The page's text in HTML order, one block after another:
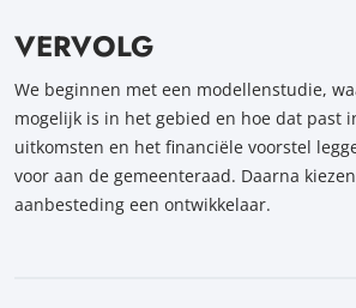
VERVOLG
We beginnen met een modellenstudie,
mogelijk is in het gebied en hoe dat past
uitkomsten en het financiële voorstel
voor aan de gemeenteraad. Daarna
aanbesteding een ontwikkelaar.